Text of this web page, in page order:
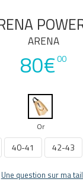
ARENA
80€00
Or
40-41 42-43
Une question sur ma